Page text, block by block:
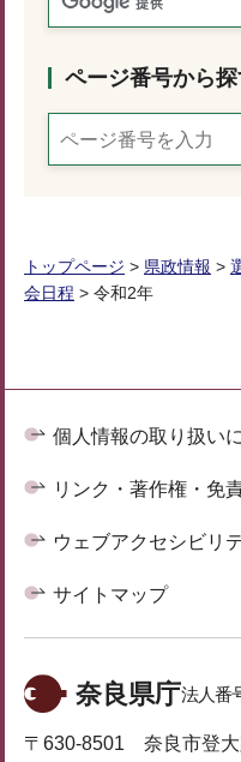
ページ番号から
トップページ > 県政情報 >
会日程 > 令和2年
個人情報の取り扱い
リンク・著作権・免
ウェブアクセシビリ
サイトマップ
奈良県庁法人番
〒630-8501 奈良市登